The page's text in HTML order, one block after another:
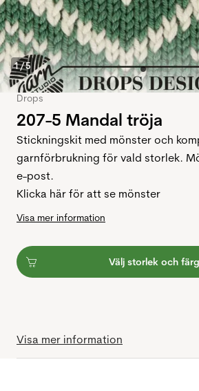
1/5
Drops
207-5 Mandal tröja
Stickningskit med mönster och
garnförbrukning för vald storlek.
e-post.
Klicka här för att se mönster
Visa mer information
Välj storlek och färg
Visa mer information